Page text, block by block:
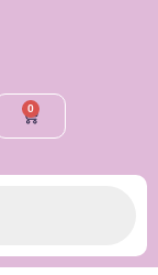
0
Cart